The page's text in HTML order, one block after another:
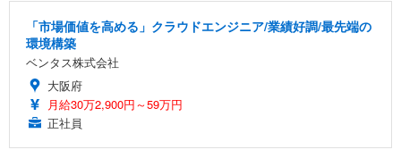
「市場価値を高める」クラウドエンジニア/業績好調/最先端の
環境構築
ベンタス株式会社
大阪府
月給30万2,900円～59万円
正社員